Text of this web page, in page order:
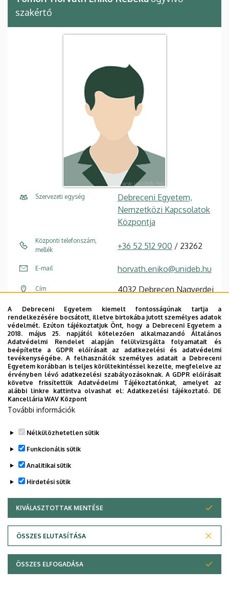
szakértő
Szervezeti egység
Debreceni Egyetem,
Nemzetközi Kapcsolatok
Központja
Központi telefonszám,
mellék
+36 52 512 900 / 23262
E-mail horvath.eniko@unideb.hu
Cím
4032 Debrecen Nagyerdei
Épület, emelet, szobaszám
Sesztina villa (volt
bölcsőde), földszint
(Nemzetközi Iroda)
Dolgozói adatmódosítás igénylése a DE
telefonkönyvében
© 2026 Unideb
A Debreceni Egyetem kiemelt fontosságúnak tartja a
rendelkezésére bocsátott, illetve birtokába jutott személyes adatok
védelmét. Ezúton tájékoztatjuk Önt, hogy a Debreceni Egyetem a
2018. május 25. napjától kötelezően alkalmazandó Általános
Adatvédelmi Rendelet alapján felülvizsgálta folyamatait és
beépítette a GDPR előírásait az adatkezelési és adatvédelmi
tevékenységébe. A felhasználók személyes adatait a Debreceni
Egyetem korábban is teljes körültekintéssel kezelte, megfelelve az
érvényben lévő adatkezelési szabályozásoknak. A GDPR előírásait
követve frissítettük Adatvédelmi Tájékoztatónkat, amelyet az
alábbi linkre kattintva olvashat el:Adatkezelési tájékoztató. DE
Kancellária WAV Központ
További információk
Nélkülözhetetlen sütik
Funkcionális sütik
Analitikai sütik
Hirdetési sütik
KIVÁLASZTOTTAK MENTÉSE
ÖSSZES ELUTASÍTÁSA
WITHDRAW CONSENT
ÖSSZES ELFOGADÁSA